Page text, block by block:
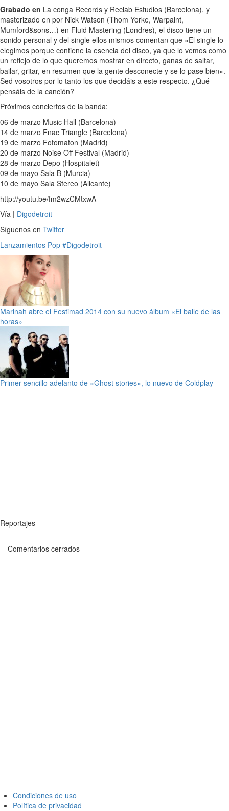
Grabado en La conga Records y Reclab Estudios (Barcelona), y
masterizado en por Nick Watson (Thom Yorke, Warpaint,
Mumford&sons…) en Fluid Mastering (Londres), el disco tiene un
sonido personal y del single ellos mismos comentan que «El single lo
elegimos porque contiene la esencia del disco, ya que lo vemos como
un reflejo de lo que queremos mostrar en directo, ganas de saltar,
bailar, gritar, en resumen que la gente desconecte y se lo pase bien».
Sed vosotros por lo tanto los que decidáis a este respecto. ¿Qué
pensáis de la canción?
Próximos conciertos de la banda:
06 de marzo Music Hall (Barcelona)
14 de marzo Fnac Triangle (Barcelona)
19 de marzo Fotomaton (Madrid)
20 de marzo Noise Off Festival (Madrid)
28 de marzo Depo (Hospitalet)
09 de mayo Sala B (Murcia)
10 de mayo Sala Stereo (Alicante)
http://youtu.be/fm2wzCMtxwA
Vía | Digodetroit
Síguenos en Twitter
Lanzamientos Pop #Digodetroit
Marinah abre el Festimad 2014 con su nuevo álbum «El baile de las
horas»
Primer sencillo adelanto de «Ghost stories», lo nuevo de Coldplay
Reportajes
Comentarios cerrados
Condiciones de uso
Política de privacidad